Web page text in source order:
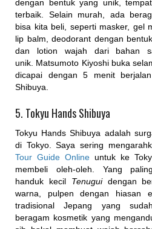
dengan bentuk yang unik,
terbaik. Selain murah, ada
bisa kita beli, seperti masker, gel
lip balm, deodorant dengan
dan lotion wajah dari bahan
unik. Matsumoto Kiyoshi buka
dicapai dengan 5 menit
Shibuya.
5. Tokyu Hands Shibuya
Tokyu Hands Shibuya adalah
di Tokyo. Saya sering
Tour Guide Online untuk ke
membeli oleh-oleh. Yang
handuk kecil Tenuguidengan
warna, pulpen dengan hiasan
tradisional Jepang yang
beragam kosmetik yang